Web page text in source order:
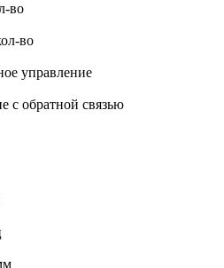
во
во
управление
с обратной связью